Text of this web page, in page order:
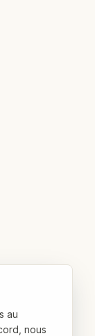
au
nous